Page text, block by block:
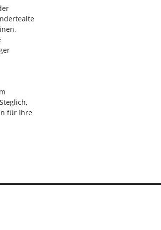
für Ihre